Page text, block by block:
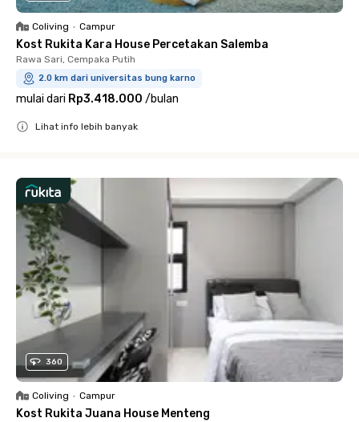
Coliving • Campur
Kost Rukita Kara House Percetakan Salemba
Rawa Sari, Cempaka Putih
2.0 km dari universitas bung karno
mulai dari Rp3.418.000 /bulan
Lihat info lebih banyak
360
Coliving • Campur
Kost Rukita Juana House Menteng